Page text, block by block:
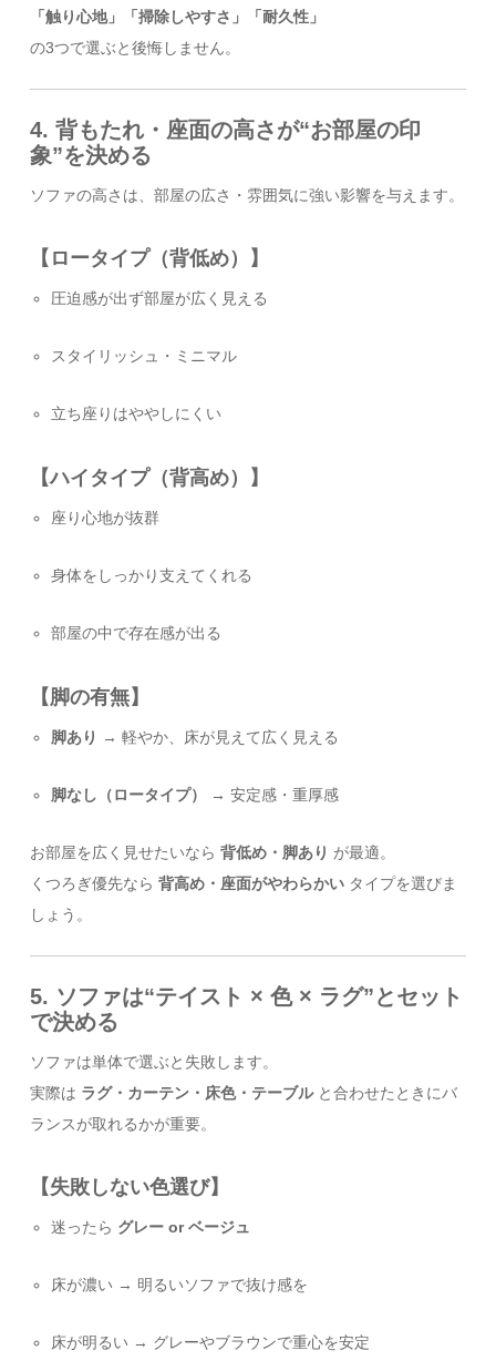
「触り心地」「掃除しやすさ」「耐久性」
の3つで選ぶと後悔しません。
4. 背もたれ・座面の高さが“お部屋の印
象”を決める
ソファの高さは、部屋の広さ・雰囲気に強い影響を与えます。
【ロータイプ（背低め）】
圧迫感が出ず部屋が広く見える
スタイリッシュ・ミニマル
立ち座りはややしにくい
【ハイタイプ（背高め）】
座り心地が抜群
身体をしっかり支えてくれる
部屋の中で存在感が出る
【脚の有無】
脚あり → 軽やか、床が見えて広く見える
脚なし（ロータイプ） → 安定感・重厚感
お部屋を広く見せたいなら背低め・脚あり が最適。
くつろぎ優先なら背高め・座面がやわらかい タイプを選びま
しょう。
5. ソファは“テイスト × 色 × ラグ”とセット
で決める
ソファは単体で選ぶと失敗します。
実際は ラグ・カーテン・床色・テーブルと合わせたときにバ
ランスが取れるかが重要。
【失敗しない色選び】
迷ったら グレー or ベージュ
床が濃い → 明るいソファで抜け感を
床が明るい → グレーやブラウンで重心を安定